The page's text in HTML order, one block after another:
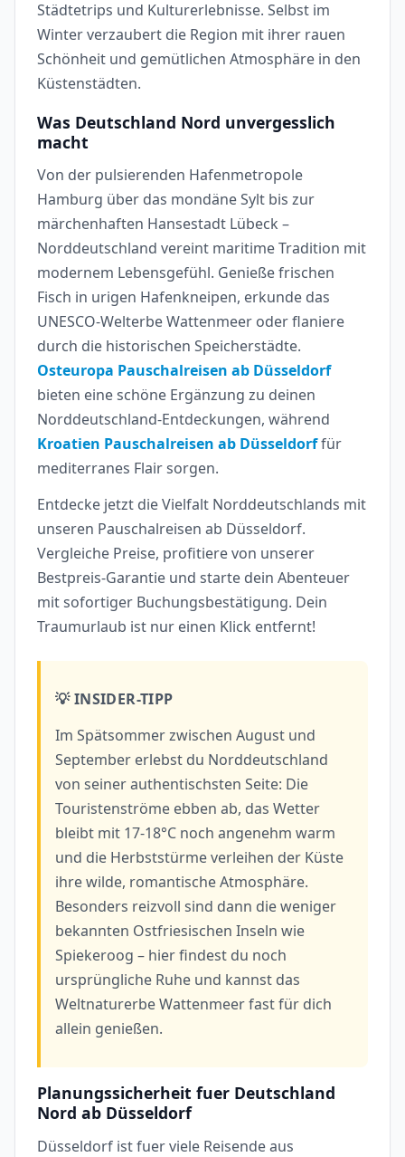
Städtetrips und Kulturerlebnisse. Selbst im
Winter verzaubert die Region mit ihrer rauen
Schönheit und gemütlichen Atmosphäre in den
Küstenstädten.
Was Deutschland Nord unvergesslich
macht
Von der pulsierenden Hafenmetropole
Hamburg über das mondäne Sylt bis zur
märchenhaften Hansestadt Lübeck –
Norddeutschland vereint maritime Tradition mit
modernem Lebensgefühl. Genieße frischen
Fisch in urigen Hafenkneipen, erkunde das
UNESCO-Welterbe Wattenmeer oder flaniere
durch die historischen Speicherstädte.
Osteuropa Pauschalreisen ab Düsseldorf
bieten eine schöne Ergänzung zu deinen
Norddeutschland-Entdeckungen, während
Kroatien Pauschalreisen ab Düsseldorffür
mediterranes Flair sorgen.
Entdecke jetzt die Vielfalt Norddeutschlands mit
unseren Pauschalreisen ab Düsseldorf.
Vergleiche Preise, profitiere von unserer
Bestpreis-Garantie und starte dein Abenteuer
mit sofortiger Buchungsbestätigung. Dein
Traumurlaub ist nur einen Klick entfernt!
💡 INSIDER-TIPP
Im Spätsommer zwischen August und
September erlebst du Norddeutschland
von seiner authentischsten Seite: Die
Touristenströme ebben ab, das Wetter
bleibt mit 17-18°C noch angenehm warm
und die Herbststürme verleihen der Küste
ihre wilde, romantische Atmosphäre.
Besonders reizvoll sind dann die weniger
bekannten Ostfriesischen Inseln wie
Spiekeroog – hier findest du noch
ursprüngliche Ruhe und kannst das
Weltnaturerbe Wattenmeer fast für dich
allein genießen.
Planungssicherheit fuer Deutschland
Nord ab Düsseldorf
Düsseldorf ist fuer viele Reisende aus